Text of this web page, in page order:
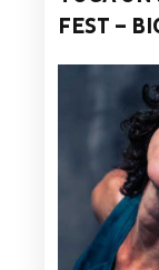
FEST –